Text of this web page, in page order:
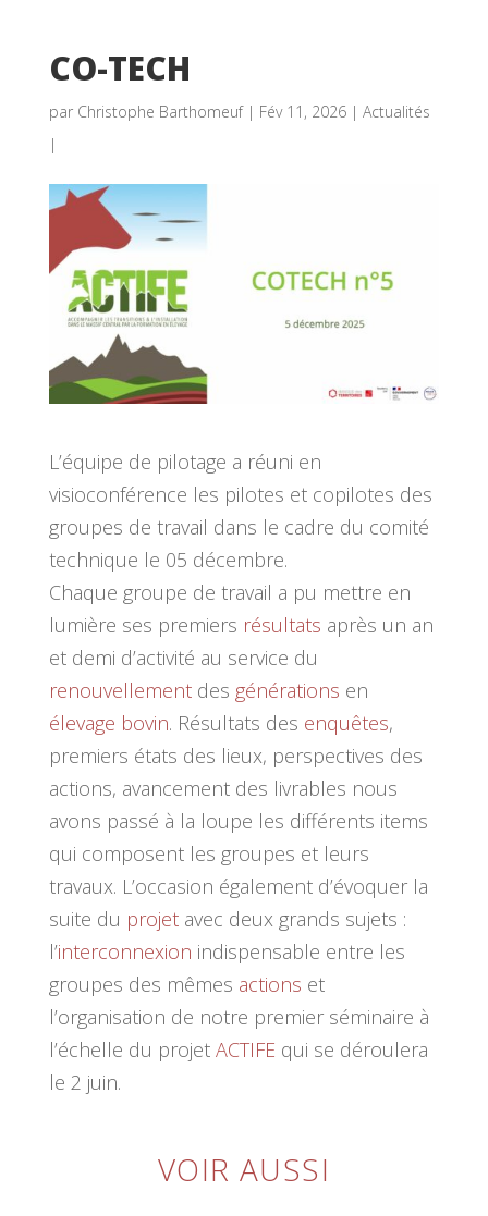
CO-TECH
par Christophe Barthomeuf| Fév 11, 2026| Actualités
|
L’équipe de pilotage a réuni en
visioconférence les pilotes et copilotes des
groupes de travail dans le cadre du comité
technique le 05 décembre.
Chaque groupe de travail a pu mettre en
lumière ses premiers résultats après un an
et demi d’activité au service du
renouvellementdes générations en
élevage bovin. Résultats des enquêtes,
premiers états des lieux, perspectives des
actions, avancement des livrables nous
avons passé à la loupe les différents items
qui composent les groupes et leurs
travaux. L’occasion également d’évoquer la
suite du projetavec deux grands sujets :
l’interconnexion indispensable entre les
groupes des mêmes actions et
l’organisation de notre premier séminaire à
l’échelle du projet ACTIFE qui se déroulera
le 2 juin.
VOIR AUSSI